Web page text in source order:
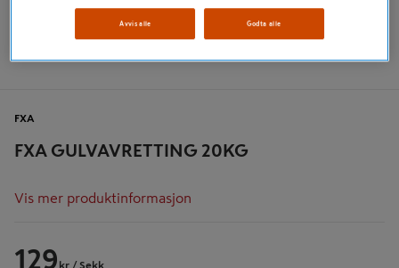
FXA GULVAVRETTING 20KG
FXA
Vis mer produktinformasjon
129 kr / Sekk
Avvis alle Godta alle